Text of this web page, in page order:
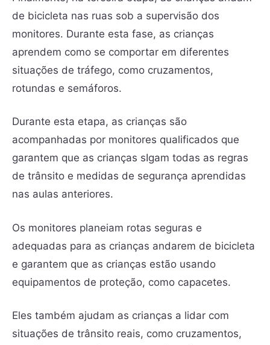
de bicicleta nas ruas sob a supervisão dos
monitores. Durante esta fase, as crianças
aprendem como se comportar em diferentes
situações de tráfego, como cruzamentos,
rotundas e semáforos.
Durante esta etapa, as crianças são
acompanhadas por monitores qualificados que
garantem que as crianças sIgam todas as regras
de trânsito e medidas de segurança aprendidas
nas aulas anteriores.
Os monitores planeiam rotas seguras e
adequadas para as crianças andarem de bicicleta
e garantem que as crianças estão usando
equipamentos de proteção, como capacetes.
Eles também ajudam as crianças a lidar com
situações de trânsito reais, como cruzamentos,